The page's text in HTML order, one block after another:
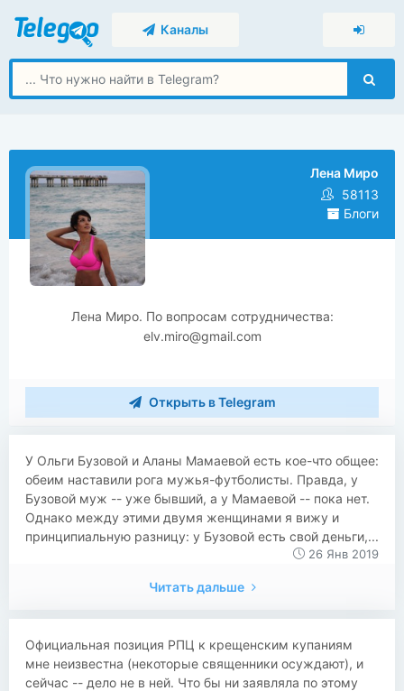
Каналы
Лена Миро
58113
Блоги
Лена Миро. По вопросам сотрудничества:
elv.miro@gmail.com
Открыть в Telegram
У Ольги Бузовой и Аланы Мамаевой есть кое-что общее:
обеим наставили рога мужья-футболисты. Правда, у
Бузовой муж -- уже бывший, а у Мамаевой -- пока нет.
Однако между этими двумя женщинами я вижу и
принципиальную разницу: у Бузовой есть свой деньги,...
26 Янв 2019
Читать дальше
Официальная позиция РПЦ к крещенским купаниям
мне неизвестна (некоторые священники осуждают), и
сейчас -- дело не в ней. Что бы ни заявляла по этому